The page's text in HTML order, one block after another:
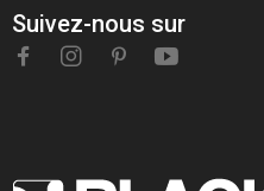
Suivez-nous sur